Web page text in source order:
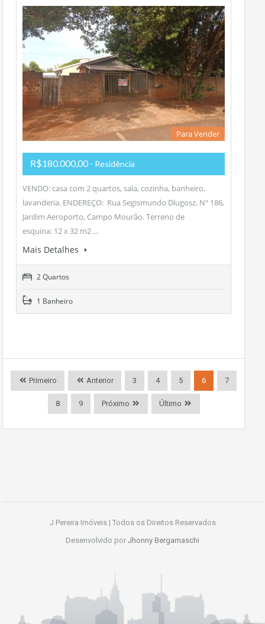
Para Vender
R$180.000,00 - Residência
VENDO: casa com 2 quartos, sala, cozinha, banheiro,
lavanderia. ENDEREÇO: Rua Segismundo Dlugosz, Nº 186,
Jardim Aeroporto, Campo Mourão. Terreno de
esquina: 12 x 32 m2 …
Mais Detalhes
2 Quartos
1 Banheiro
Primeiro Anterior 3 4 5 6 7
8 9 Próximo Último
J Pereira Imóveis | Todos os Direitos Reservados
Desenvolvido por Jhonny Bergamaschi